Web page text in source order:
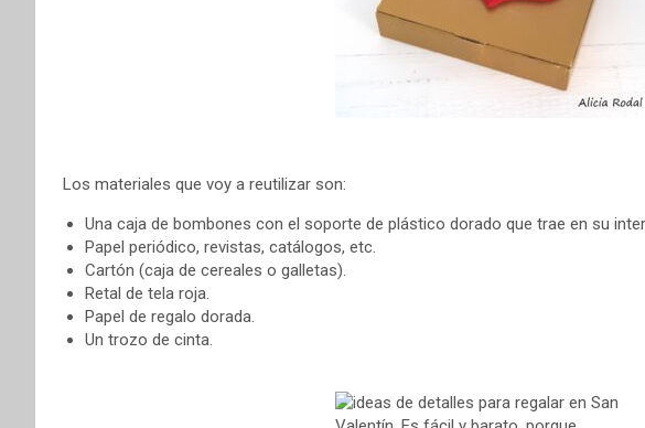
Los materiales que voy a reutilizar son:
Una caja de bombones con el soporte de plástico dorado que trae en su
Papel periódico, revistas, catálogos, etc.
Cartón (caja de cereales o galletas).
Retal de tela roja.
Papel de regalo dorada.
Un trozo de cinta.